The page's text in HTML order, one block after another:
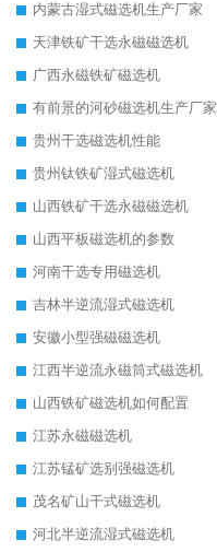
内蒙古湿式磁选机生产厂家
天津铁矿干选永磁磁选机
广西永磁铁矿磁选机
有前景的河砂磁选机生产厂家
贵州干选磁选机性能
贵州钛铁矿湿式磁选机
山西铁矿干选永磁磁选机
山西平板磁选机的参数
河南干选专用磁选机
吉林半逆流湿式磁选机
安徽小型强磁磁选机
江西半逆流永磁筒式磁选机
山西铁矿磁选机如何配置
江苏永磁磁选机
江苏锰矿选别强磁选机
茂名矿山干式磁选机
河北半逆流湿式磁选机